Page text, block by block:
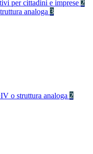
per cittadini e imprese 2
analoga 3
o struttura analoga 2